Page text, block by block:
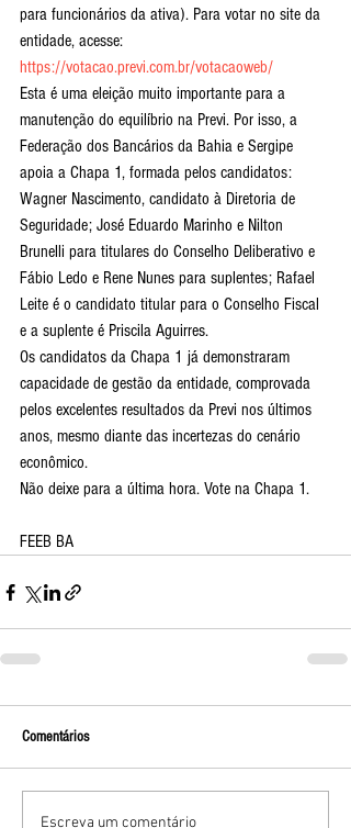
para funcionários da ativa). Para votar no site da
entidade, acesse:
https://votacao.previ.com.br/votacaoweb/
Esta é uma eleição muito importante para a
manutenção do equilíbrio na Previ. Por isso, a
Federação dos Bancários da Bahia e Sergipe
apoia a Chapa 1, formada pelos candidatos:
Wagner Nascimento, candidato à Diretoria de
Seguridade; José Eduardo Marinho e Nilton
Brunelli para titulares do Conselho Deliberativo e
Fábio Ledo e Rene Nunes para suplentes; Rafael
Leite é o candidato titular para o Conselho Fiscal
e a suplente é Priscila Aguirres.
Os candidatos da Chapa 1 já demonstraram
capacidade de gestão da entidade, comprovada
pelos excelentes resultados da Previ nos últimos
anos, mesmo diante das incertezas do cenário
econômico.
Não deixe para a última hora. Vote na Chapa 1.
FEEB BA
Comentários
Escreva um comentário